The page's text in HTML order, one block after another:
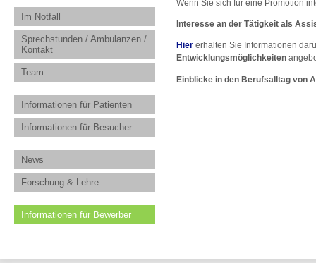
Im Notfall
Sprechstunden / Ambulanzen /
Kontakt
Team
Informationen für Patienten
Informationen für Besucher
News
Forschung & Lehre
Informationen für Bewerber
Wenn Sie sich für eine Promotion
Interesse an der Tätigkeit als
Hier erhalten Sie Informationen
Entwicklungsmöglichkeiten
Einblicke in den Berufsalltag von